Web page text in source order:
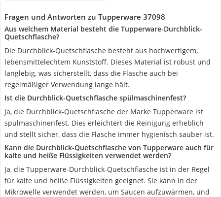
Fragen und Antworten zu Tupperware 37098
Aus welchem Material besteht die Tupperware-Durchblick-
Quetschflasche?
Die Durchblick-Quetschflasche besteht aus hochwertigem,
lebensmittelechtem Kunststoff. Dieses Material ist robust und
langlebig, was sicherstellt, dass die Flasche auch bei
regelmäßiger Verwendung lange hält.
Ist die Durchblick-Quetschflasche spülmaschinenfest?
Ja, die Durchblick-Quetschflasche der Marke Tupperware ist
spülmaschinenfest. Dies erleichtert die Reinigung erheblich
und stellt sicher, dass die Flasche immer hygienisch sauber ist.
Kann die Durchblick-Quetschflasche von Tupperware auch für
kalte und heiße Flüssigkeiten verwendet werden?
Ja, die Tupperware-Durchblick-Quetschflasche ist in der Regel
für kalte und heiße Flüssigkeiten geeignet. Sie kann in der
Mikrowelle verwendet werden, um Saucen aufzuwärmen, und